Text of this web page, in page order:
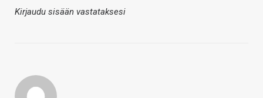
Kirjaudu sisään vastataksesi